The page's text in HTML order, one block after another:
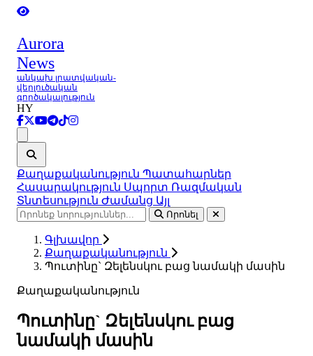
Aurora
News
անկախ լրատվական-
վերլուծական
գործակալություն
HY
Քաղաքականություն Պատահարներ
Հասարակություն Սպորտ Ռազմական
Տնտեսություն Ժամանց Այլ
Որոնել
Գլխավոր
Քաղաքականություն
Պուտինը` Զելենսկու բաց նամակի մասին
Քաղաքականություն
Պուտինը` Զելենսկու բաց
նամակի մասին